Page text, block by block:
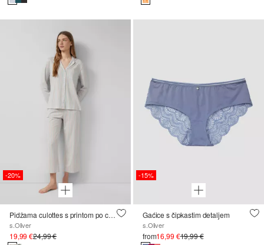
-20%
Pidžama culottes s printom po cijeloj površini
s.Oliver
19,99 €24,99 €
-15%
Gaćice s čipkastim detaljem
s.Oliver
from16,99 €19,99 €